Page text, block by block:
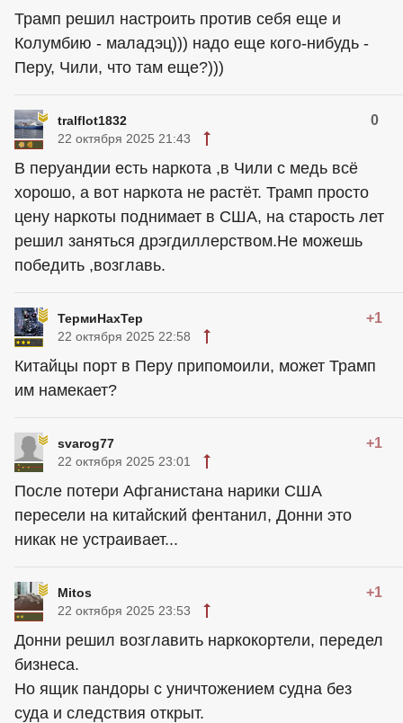
Трамп решил настроить против себя еще и
Колумбию - маладэц))) надо еще кого-нибудь -
Перу, Чили, что там еще?)))
tralflot1832 0
22 октября 2025 21:43
В перуандии есть наркота ,в Чили с медь всё
хорошо, а вот наркота не растёт. Трамп просто
цену наркоты поднимает в США, на старость лет
решил заняться дрэгдиллерством.Не можешь
победить ,возглавь.
ТермиНахТер +1
22 октября 2025 22:58
Китайцы порт в Перу припомоили, может Трамп
им намекает?
svarog77 +1
22 октября 2025 23:01
После потери Афганистана нарики США
пересели на китайский фентанил, Донни это
никак не устраивает...
Mitos +1
22 октября 2025 23:53
Донни решил возглавить наркокортели, передел
бизнеса.
Но ящик пандоры с уничтожением судна без
суда и следствия открыт.